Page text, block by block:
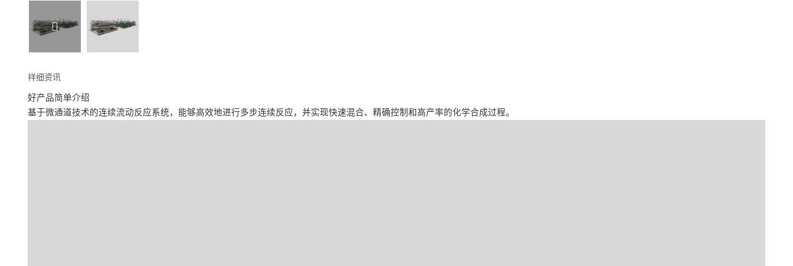
祥细资讯
好产品简单介绍
基于微通道技术的连续流动反应系统，能够高效地进行多步连续反应，并实现快速混合、精确控制和高产率的化学合成过程。